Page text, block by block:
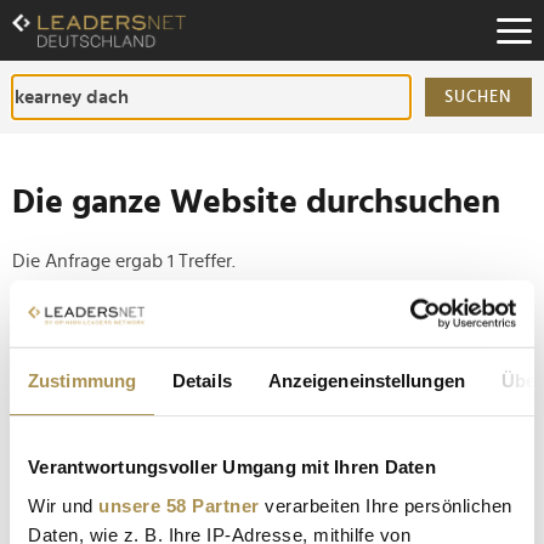
Zustimmung Details Anzeigeneinstellungen
Verantwortungsvoller Umgang mit Ihren Daten
Wir und unsere 58 Partner verarbeiten Ihre persönlichen
Daten, wie z. B. Ihre IP-Adresse, mithilfe von
Zum
Inhalt
Zur
Fußzeilen-
Navigation
SUCHEN
Die ganze Website durchsuchen
Die Anfrage ergab 1 Treffer.
Tipp
Seiten suchen, die genau diese Wortgruppe enthalten:
Personalie: Teresa Schawe